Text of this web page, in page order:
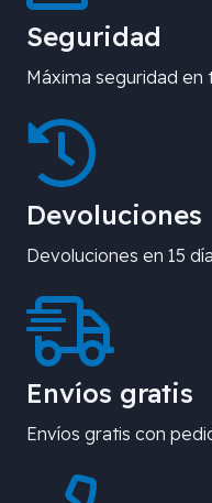
Seguridad
Máxima seguridad en
Devoluciones
Devoluciones en 15
Envíos gratis
Envíos gratis con